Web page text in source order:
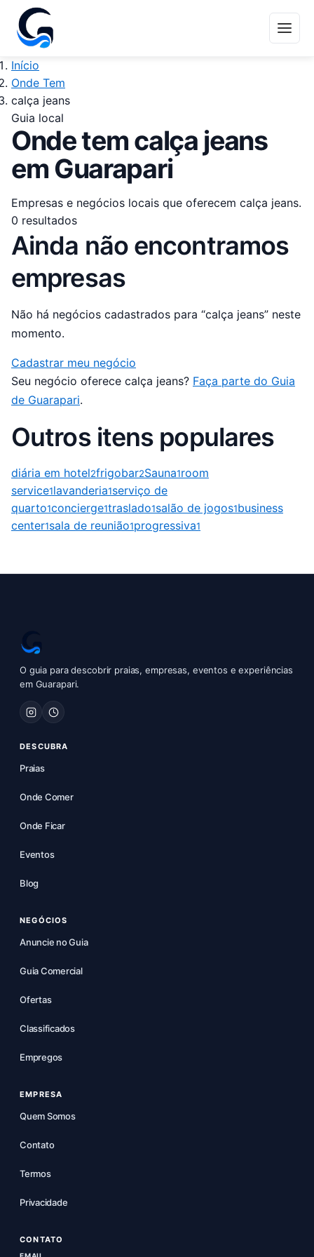
Início
Onde Tem
calça jeans
Guia local
Onde tem calça jeans
em Guarapari
Empresas e negócios locais que oferecem calça jeans.
0 resultados
Ainda não encontramos
empresas
Não há negócios cadastrados para “calça jeans” neste
momento.
Cadastrar meu negócio
Seu negócio oferece calça jeans? Faça parte do Guia
de Guarapari.
Outros itens populares
diária em hotel2frigobar2Sauna1room
service1lavanderia1serviço de
quarto1concierge1traslado1salão de jogos1business
center1sala de reunião1progressiva1
O guia para descobrir praias, empresas, eventos e experiências
em Guarapari.
DESCUBRA
Praias
Onde Comer
Onde Ficar
Eventos
Blog
NEGÓCIOS
Anuncie no Guia
Guia Comercial
Ofertas
Classificados
Empregos
EMPRESA
Quem Somos
Contato
Termos
Privacidade
CONTATO